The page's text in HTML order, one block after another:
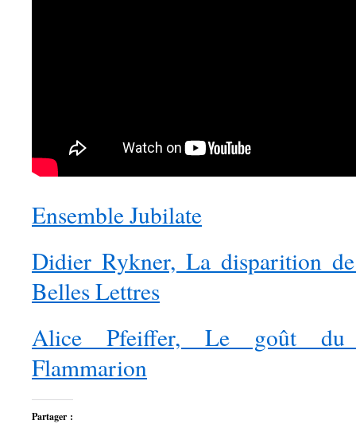
Ensemble Jubilate
Didier Rykner, La disparition
Belles Lettres
Alice Pfeiffer, Le goût du
Flammarion
Partager :